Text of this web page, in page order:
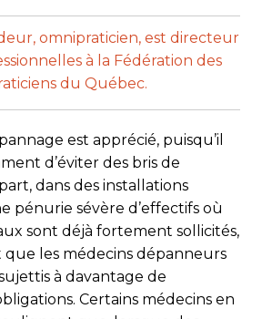
omnipraticien, est directeur
à la Fédération des
du Québec.
est apprécié, puisqu’il
d’éviter des bris de
dans des installations
pénurie sévère d’effectifs où
sont déjà fortement sollicités,
que les médecins dépanneurs
à davantage de
Certains médecins en